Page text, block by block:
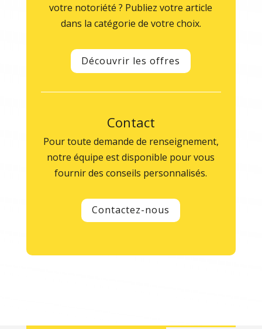
votre notoriété ? Publiez votre article
dans la catégorie de votre choix.
Découvrir les offres
Contact
Pour toute demande de renseignement,
notre équipe est disponible pour vous
fournir des conseils personnalisés.
Contactez-nous